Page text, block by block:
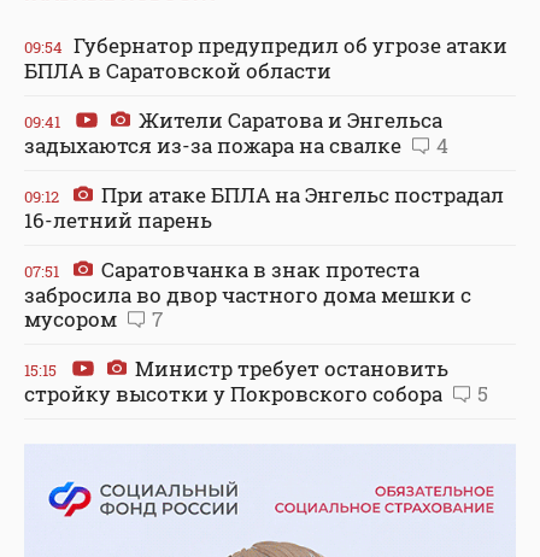
09:54 Губернатор предупредил об угрозе атаки
БПЛА в Саратовской области
09:41
Жители Саратова и Энгельса
задыхаются из-за пожара на свалке
4
09:12
При атаке БПЛА на Энгельс пострадал
16-летний парень
07:51
Саратовчанка в знак протеста
забросила во двор частного дома мешки с
мусором
7
15:15
Министр требует остановить
стройку высотки у Покровского собора
5